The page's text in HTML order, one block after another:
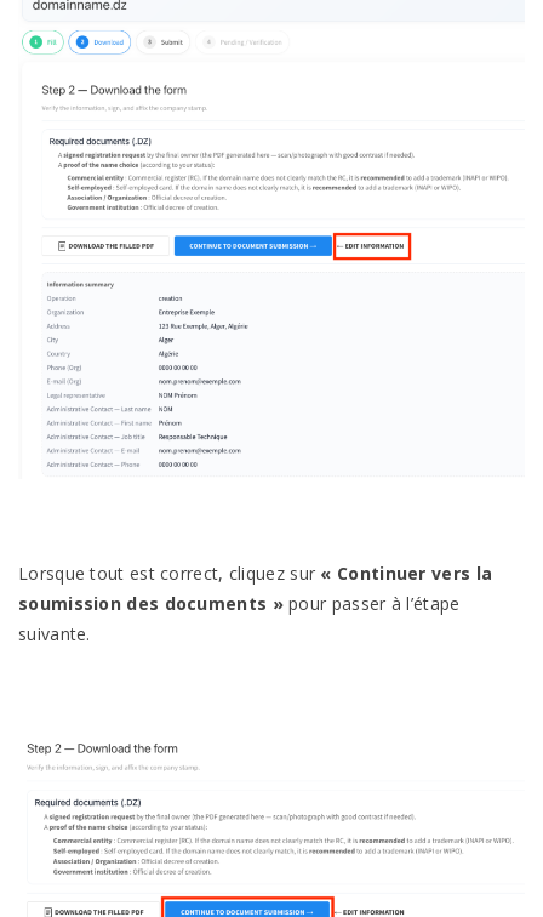
Lorsque tout est correct, cliquez sur « Continuer vers la
soumission des documents »pour passer à l’étape
suivante.